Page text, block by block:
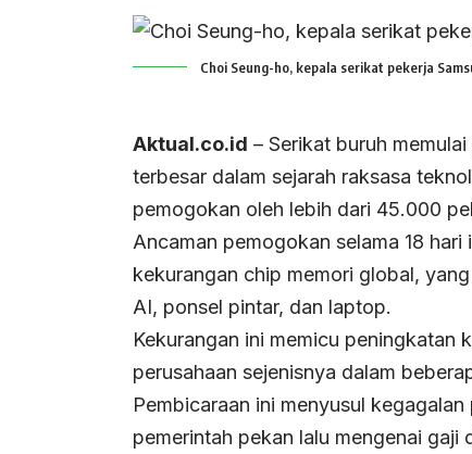
Choi Seung-ho, kepala serikat pekerja
Aktual.co.id – Serikat buruh
terbesar dalam sejarah raksasa
pemogokan oleh lebih dari 45.000
Ancaman pemogokan selama 18
kekurangan chip memori global,
AI, ponsel pintar, dan laptop.
Kekurangan ini memicu peningkatan
perusahaan sejenisnya dalam
Pembicaraan ini menyusul
pemerintah pekan lalu mengenai gaji